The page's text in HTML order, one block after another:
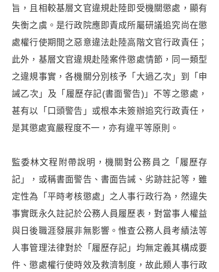
旨，且相較基層文官違規赴陸即受機關懲處，顯有
失衡之虞。是行政院應即責成所屬研議追究尚在懲
處權行使期間之惡意違法赴陸高階文官行政責任；
此外，基層文官違規赴陸案件懲處情節，同一類型
之違規事實，各機關分別核予「大過乙次」到「申
誡乙次」及「履歷存記(書面警告)」不等之懲處，
甚有以「口頭警告」或根本未簽辦追究行政責任，
是其懲處寬嚴程度不一，亦有違平等原則。
監委林文程附帶說明，機關對公務員之「履歷存
記」，或稱書面警告、書面告誡、劣跡註記等，雖
定性為「平時考核懲處」之人事行政行為，然違失
事實既永久註記於公務人員履歷表，對當事人權益
與日後職涯發展非無影響。惟查公務人員考績法等
人事管理法律對於「履歷存記」均無定義其構成要
件、懲處權行使時效及救濟制度，故此類人事行政